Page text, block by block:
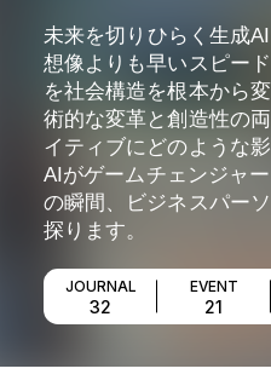
未来を切りひらく生成
想像よりも早いスピー
を社会構造を根本から
術的な変革と創造性の
イティブにどのような
AIがゲームチェンジャ
の瞬間、ビジネスパー
探ります。
JOURNAL
32
EVENT
21